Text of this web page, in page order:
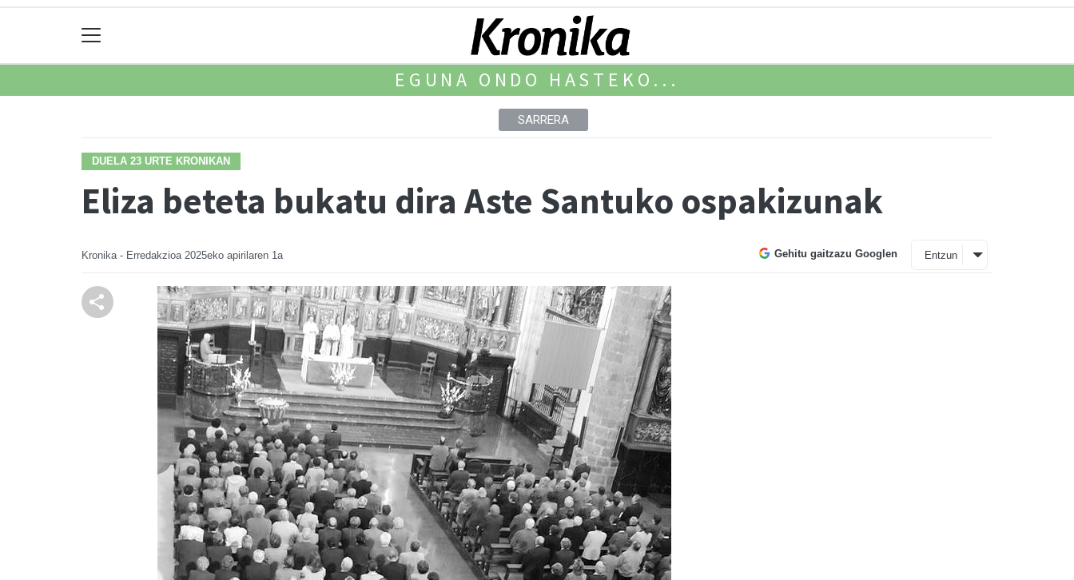
EGUNA ONDO HASTEKO...
SARRERA
DUELA 23 URTE KRONIKAN
Eliza beteta bukatu dira Aste Santuko ospakizunak
Kronika - Erredakzioa 2025eko apirilaren 1a Gehitu gaitzazu Googlen Entzun